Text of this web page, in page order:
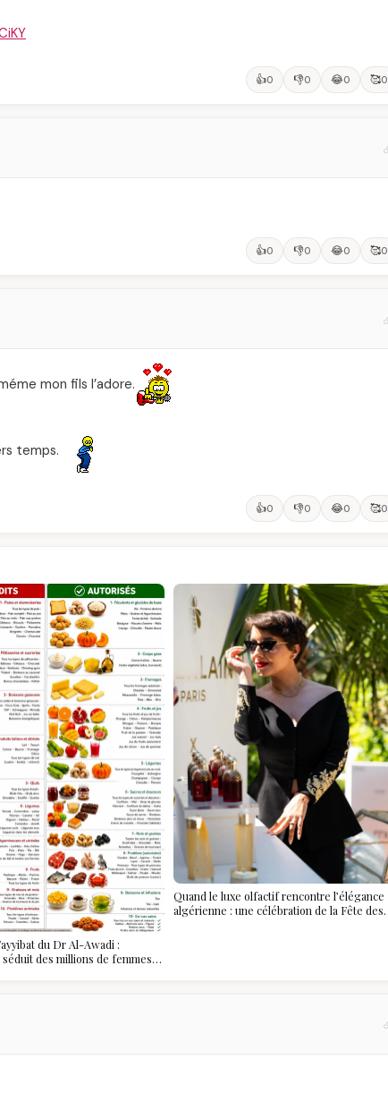
👍0 👎0 😂0 🥰0
👍0 👎0 😂0 🥰0
mon fils l’adore.
temps.
👍0 👎0 😂0 🥰0
du Dr Al-Awadi :
des millions de femmes
Quand le luxe olfactif rencontre l’élégance
algérienne : une célébration de la Fête des